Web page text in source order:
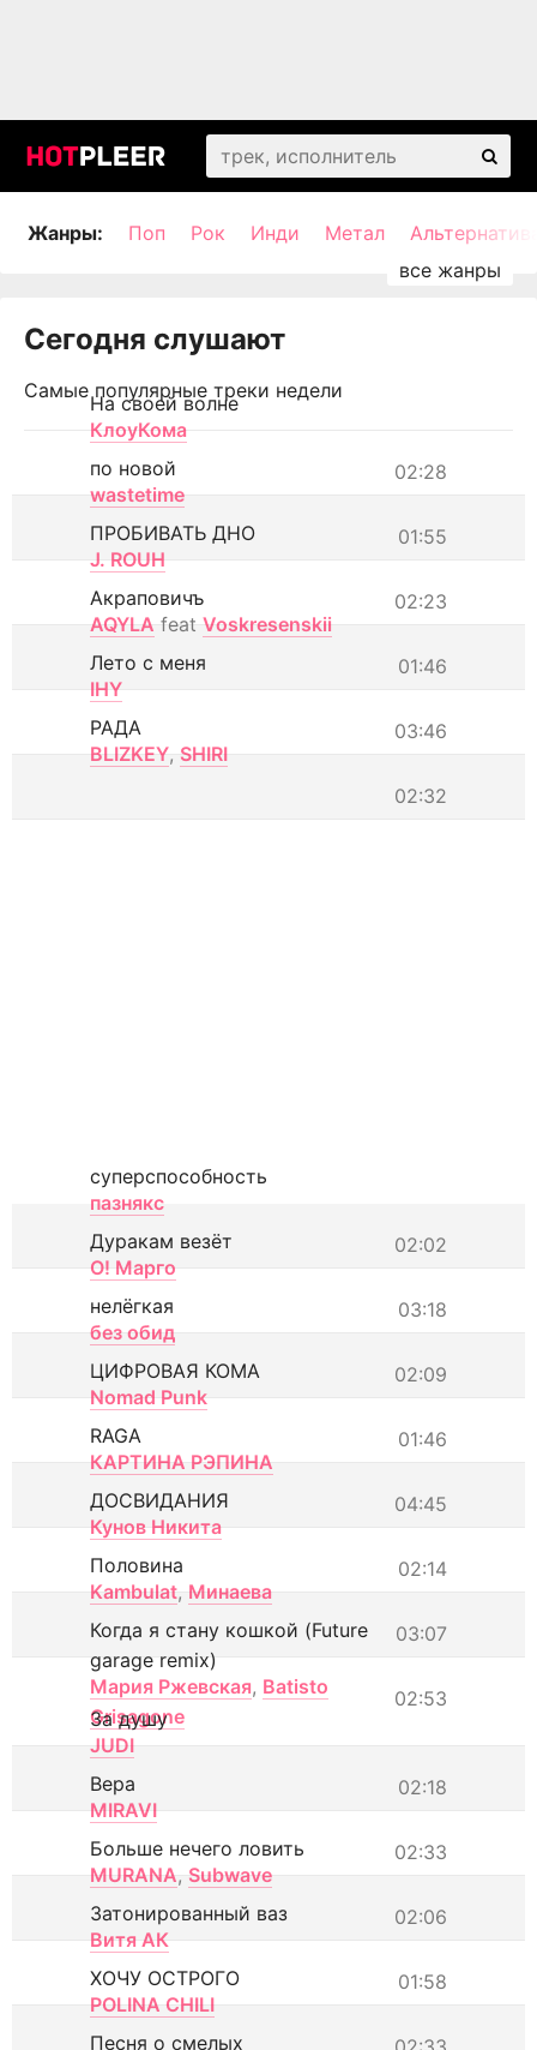
Жанры: Поп Рок Инди Метал
Сегодня слушают
Самые популярные треки недели
На своей волне
КлоуКома
02:28
по новой
wastetime
01:55
ПРОБИВАТЬ ДНО
J. ROUH
02:23
Акраповичъ
AQYLA feat Voskresenskii
01:46
Лето с меня
IHY
03:46
РАДА
BLIZKEY, SHIRI
02:32
суперспособность
пазнякс
02:02
Дуракам везёт
О! Марго
03:18
нелёгкая
без обид
02:09
ЦИФРОВАЯ КОМА
Nomad Punk
01:46
RAGA
КАРТИНА РЭПИНА
04:45
ДОСВИДАНИЯ
Кунов Никита
02:14
Половина
Kambulat, Минаева
03:07
Когда я стану кошкой (Future
garage remix)
Мария Ржевская, Batisto
Grisagone
02:53
За душу
JUDI
02:18
Вера
MIRAVI
02:33
Больше нечего ловить
MURANA, Subwave
02:06
Затонированный ваз
Витя АК
01:58
ХОЧУ ОСТРОГО
POLINA CHILI
Песня о смелых